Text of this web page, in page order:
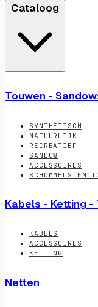
Cataloog
Touwen -
SYNTHETISCH
NATUURLIJK
RECREATIEF
SANDOW
ACCESSOIRES
SCHOMMELS EN
Kabels - Ketting -
KABELS
ACCESSOIRES
KETTING
Netten